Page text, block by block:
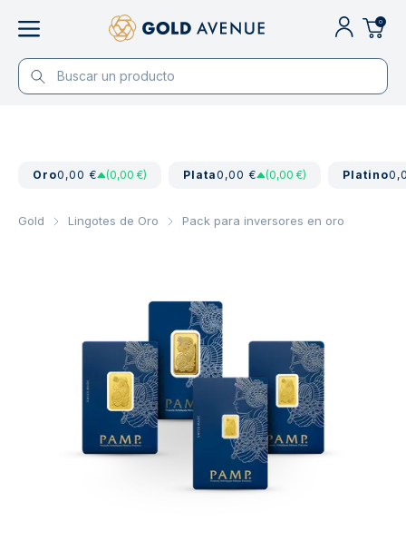
0
Oro0,00 € (0,00 €) Plata0,00 € (0,00 €) Platino
Gold Lingotes de Oro Pack para inversores en oro